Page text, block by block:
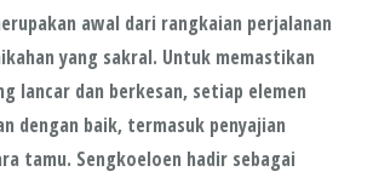
awal dari rangkaian perjalanan
yang sakral. Untuk memastikan
lancar dan berkesan, setiap elemen
dengan baik, termasuk penyajian
tamu. Sengkoeloen hadir sebagai